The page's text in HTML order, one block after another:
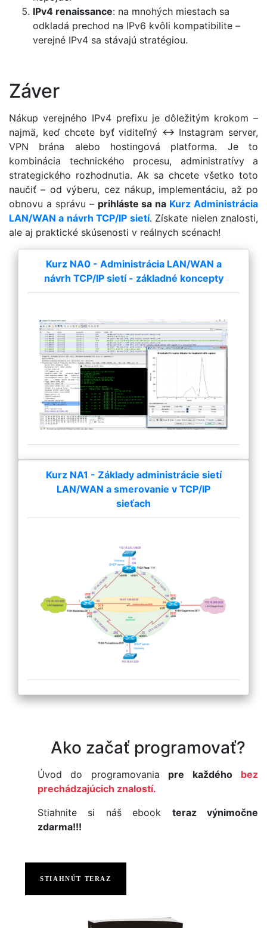
IPv4 renaissance: na mnohých miestach sa
odkladá prechod na IPv6 kvôli kompatibilite –
verejné IPv4 sa stávajú stratégiou.
Záver
Nákup verejného IPv4 prefixu je dôležitým krokom –
najmä, keď chcete byť viditeľný ↔ Instagram server,
VPN brána alebo hostingová platforma. Je to
kombinácia technického procesu, administratívy a
strategického rozhodnutia. Ak sa chcete všetko toto
naučiť – od výberu, cez nákup, implementáciu, až po
obnovu a správu – prihláste sa na Kurz Administrácia
LAN/WAN a návrh TCP/IP sietí. Získate nielen znalosti,
ale aj praktické skúsenosti v reálnych scénach!
Kurz NA0 - Administrácia LAN/WAN a
návrh TCP/IP sietí - základné koncepty
Kurz NA1 - Základy administrácie sietí
LAN/WAN a smerovanie v TCP/IP
sieťach
Ako začať programovať?
Úvod do programovania pre každého
bez
prechádzajúcich znalostí.
Stiahnite si náš ebook teraz výnimočne
zdarma!!!
STIAHNÚT TERAZ